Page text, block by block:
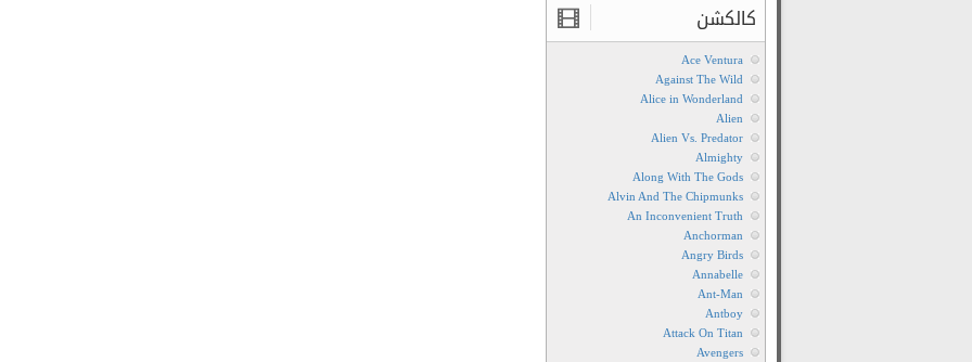
کالکشن
Ace Ventura
Against The Wild
Alice in Wonderland
Alien
Alien Vs. Predator
Almighty
Along With The Gods
Alvin And The Chipmunks
An Inconvenient Truth
Anchorman
Angry Birds
Annabelle
Ant-Man
Antboy
Attack On Titan
Avengers